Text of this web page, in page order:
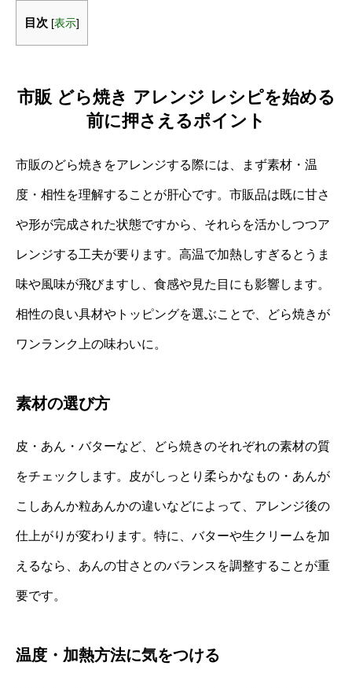
目次 [表示]
市販 どら焼き アレンジ レシピを始める
前に押さえるポイント
市販のどら焼きをアレンジする際には、まず素材・温
度・相性を理解することが肝心です。市販品は既に甘さ
や形が完成された状態ですから、それらを活かしつつア
レンジする工夫が要ります。高温で加熱しすぎるとうま
味や風味が飛びますし、食感や見た目にも影響します。
相性の良い具材やトッピングを選ぶことで、どら焼きが
ワンランク上の味わいに。
素材の選び方
皮・あん・バターなど、どら焼きのそれぞれの素材の質
をチェックします。皮がしっとり柔らかなもの・あんが
こしあんか粒あんかの違いなどによって、アレンジ後の
仕上がりが変わります。特に、バターや生クリームを加
えるなら、あんの甘さとのバランスを調整することが重
要です。
温度・加熱方法に気をつける